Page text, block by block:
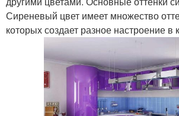
Сиреневый цвет имеет множество
которых создает разное настроение в